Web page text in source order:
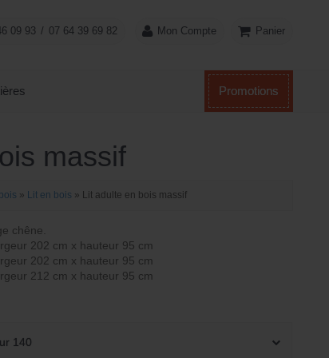
09 93 / 07 64 39 69 82 Mon Compte Panier
Promotions
massif
» Lit en bois » Lit adulte en bois massif
chêne.
202 cm x hauteur 95 cm
202 cm x hauteur 95 cm
212 cm x hauteur 95 cm
140